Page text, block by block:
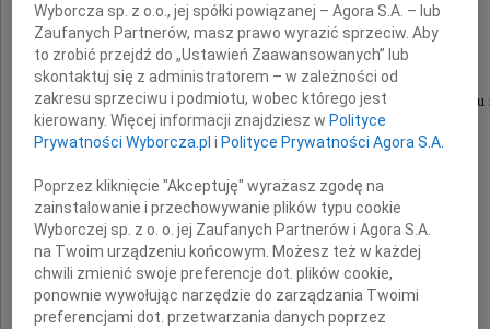
Andrzeja Wronki
Słowa otuchy oraz wyrazy głębokiego współczucia i żalu
Jego Żonie
Krysi
oraz Córkom
Ani i Magdzie
Wyborcza sp. z o.o., jej spółki powiązanej – Agora S.A. – lub
Zaufanych Partnerów, masz prawo wyrazić sprzeciw. Aby
to zrobić przejdź do „Ustawień Zaawansowanych” lub
skontaktuj się z administratorem – w zależności od
zakresu sprzeciwu i podmiotu, wobec którego jest
kierowany. Więcej informacji znajdziesz w Polityce
Prywatności Wyborcza.pl i Polityce Prywatności Agora S.A.
Poprzez kliknięcie "Akceptuję" wyrażasz zgodę na
zainstalowanie i przechowywanie plików typu cookie
Wyborczej sp. z o. o. jej Zaufanych Partnerów i Agora S.A.
na Twoim urządzeniu końcowym. Możesz też w każdej
chwili zmienić swoje preferencje dot. plików cookie,
ponownie wywołując narzędzie do zarządzania Twoimi
preferencjami dot. przetwarzania danych poprzez